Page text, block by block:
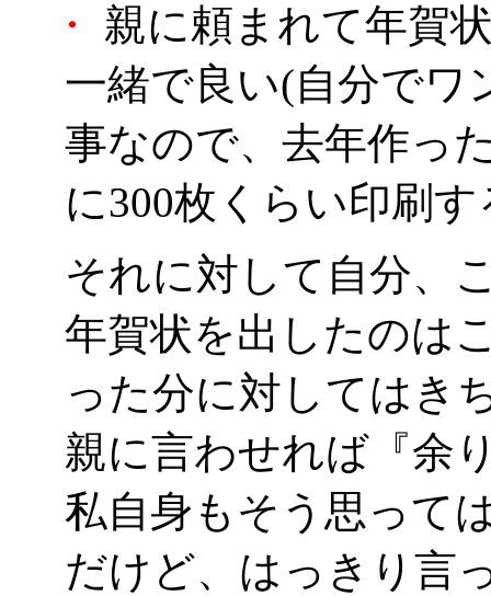
・
親に頼まれて年賀
一緒で良い(自分でワ
事なので、去年作っ
に300枚くらい印刷す
それに対して自分、
年賀状を出したのは
った分に対してはき
親に言わせれば『余
私自身もそう思って
だけど、はっきり言